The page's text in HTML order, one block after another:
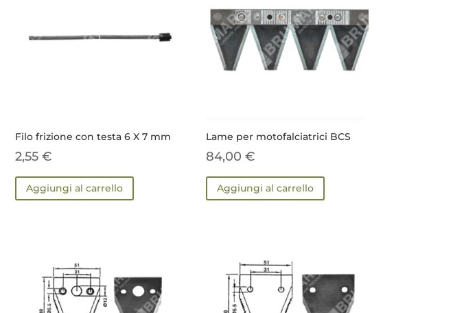
Filo frizione con testa 6 X 7 mm
2,55€
Aggiungi al carrello
Lame per motofalciatrici BCS
84,00€
Aggiungi al carrello